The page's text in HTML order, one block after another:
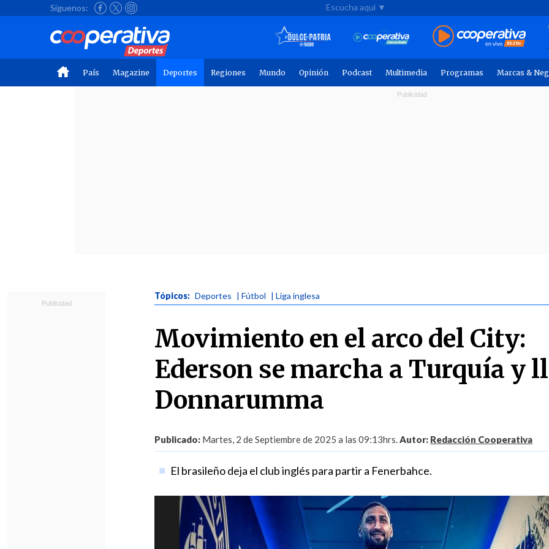
Síguenos: Escucha aquí ▼
País Magazine Deportes Regiones Mundo Opinión Podcast Multimedia Programas Marcas &
Tópicos: Deportes | Fútbol | Liga inglesa
Movimiento en el arco del City:
Ederson se marcha a Turquía y
Donnarumma
Publicado: Martes, 2 de Septiembre de 2025 a las 09:13hrs.Autor: Redacción Cooperativa
El brasileño deja el club inglés para partir a Fenerbahce.